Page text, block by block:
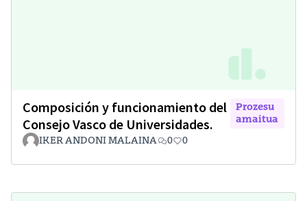
Composición y funcionamiento del
Consejo Vasco de Universidades.
Prozesu
amaitua
IKER ANDONI MALAINA 0 0